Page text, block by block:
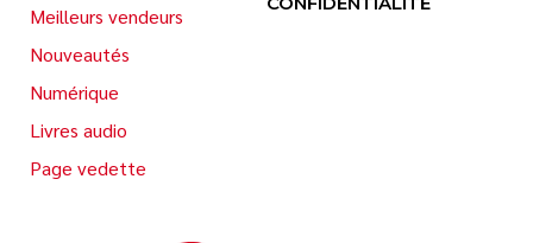
Meilleurs vendeurs
Nouveautés
Numérique
Livres audio
Page vedette